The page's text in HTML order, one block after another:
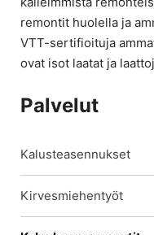
Palvelut
Kalusteasennukset
Kirvesmiehentyöt
remontit huolella ja
VTT-sertifioituja
ovat isot laatat ja